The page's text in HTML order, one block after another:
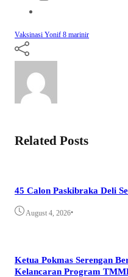
Vaksinasi Yonif 8 marinir
Related Posts
45 Calon Paskibraka Deli
August 4, 2026•
Ketua Pokmas Serengan
Kelancaran Program